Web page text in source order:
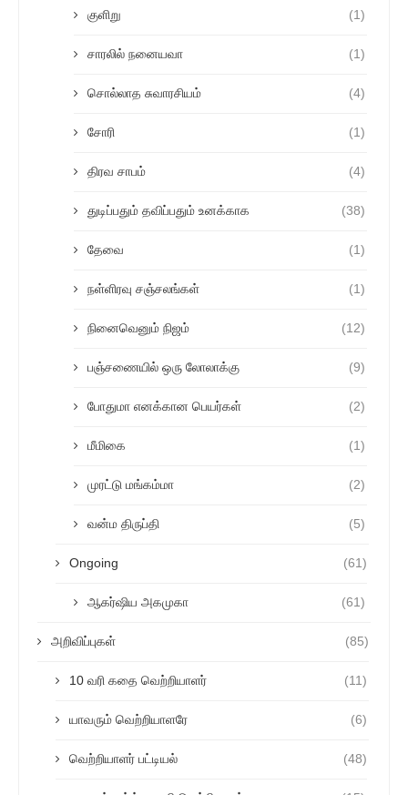
குளிறு (1)
சாரலில் நனையவா (1)
சொல்லாத சுவாரசியம் (4)
சோரி (1)
திரவ சாபம் (4)
துடிப்பதும் தவிப்பதும் உனக்காக (38)
தேவை (1)
நள்ளிரவு சஞ்சலங்கள் (1)
நினைவெனும் நிஜம் (12)
பஞ்சணையில் ஒரு லோலாக்கு (9)
போதுமா எனக்கான பெயர்கள் (2)
மீமிகை (1)
முரட்டு மங்கம்மா (2)
வன்ம திருப்தி (5)
Ongoing (61)
ஆகர்ஷிய அகமுகா (61)
அறிவிப்புகள் (85)
10 வரி கதை வெற்றியாளர் (11)
யாவரும் வெற்றியாளரே (6)
வெற்றியாளர் பட்டியல் (48)